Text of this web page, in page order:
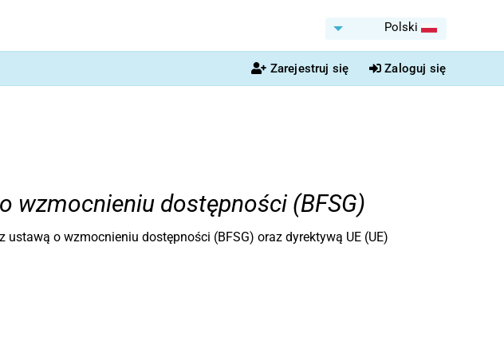
Polski
Zarejestruj się Zaloguj się
wzmocnieniu dostępności (BFSG)
o wzmocnieniu dostępności (BFSG) oraz dyrektywą UE (UE)